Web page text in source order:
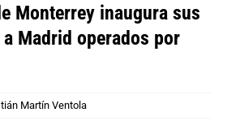
Monterrey inaugura sus
Madrid operados por
Martín Ventola